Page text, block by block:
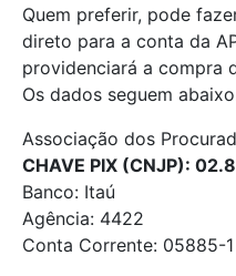
Quem preferir, pode
direto para a conta da
providenciará a compra
Os dados seguem
Associação dos
CHAVE PIX (CNJP):
Banco: Itaú
Agência: 4422
Conta Corrente: 05885-1